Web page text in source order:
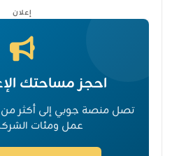
إعلان
احجز مساحتك
تصل منصة جوبي إلى أكثر من
عمل ومئات